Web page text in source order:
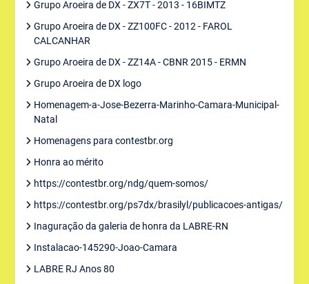
Grupo Aroeira de DX - ZX7T - 2013 - 16BIMTZ
Grupo Aroeira de DX - ZZ100FC - 2012 - FAROL
CALCANHAR
Grupo Aroeira de DX - ZZ14A - CBNR 2015 - ERMN
Grupo Aroeira de DX logo
Homenagem-a-Jose-Bezerra-Marinho-Camara-Municipal-
Natal
Homenagens para contestbr.org
Honra ao mérito
https://contestbr.org/ndg/quem-somos/
https://contestbr.org/ps7dx/brasilyl/publicacoes-antigas/
Inaguração da galeria de honra da LABRE-RN
Instalacao-145290-Joao-Camara
LABRE RJ Anos 80